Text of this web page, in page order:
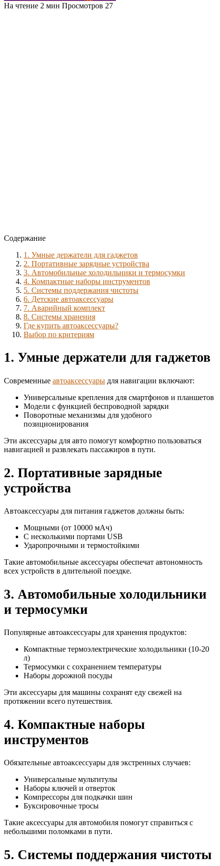
На чтение 2 мин Просмотров 27
Содержание
1. Умные держатели для гаджетов
2. Портативные зарядные устройства
3. Автомобильные холодильники и термосумки
4. Компактные наборы инструментов
5. Системы поддержания чистоты
6. Детские автоаксессуары
7. Аварийный комплект
8. Системы хранения
Где купить автоаксессуары?
Выбор по критериям
1. Умные держатели для гаджетов
Современные автоаксессуары для навигации включают:
Универсальные крепления для смартфонов и планшетов
Модели с функцией беспроводной зарядки
Поворотные механизмы для удобного
позиционирования
Эти аксессуары для авто помогут комфортно пользоваться
навигацией и развлекать пассажиров в пути.
2. Портативные зарядные
устройства
Автоаксессуары для питания гаджетов должны быть:
Мощными (от 10000 мАч)
С несколькими портами USB
Ударопрочными и термостойкими
Такие автомобильные аксессуары обеспечат автономность
всех устройств в длительной поездке.
3. Автомобильные холодильники
и термосумки
Популярные автоаксессуары для хранения продуктов:
Компактные термоэлектрические холодильники (10-20
л)
Термосумки с сохранением температуры
Наборы дорожной посуды
Эти аксессуары для машины сохранят еду свежей на
протяжении всего путешествия.
4. Компактные наборы
инструментов
Обязательные автоаксессуары для экстренных случаев:
Универсальные мультитулы
Наборы ключей и отверток
Компрессоры для подкачки шин
Буксировочные тросы
Такие аксессуары для автомобиля помогут справиться с
небольшими поломками в пути.
5. Системы поддержания чистоты